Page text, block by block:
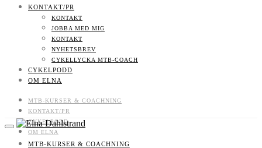
KONTAKT/PR
KONTAKT
JOBBA MED MIG
KONTAKT
NYHETSBREV
CYKELLYCKA MTB-COACH
CYKELPODD
OM ELNA
MTB-KURSER & COACHNING
KONTAKT/PR
CYKELPODD
OM ELNA
MTB-KURSER & COACHNING